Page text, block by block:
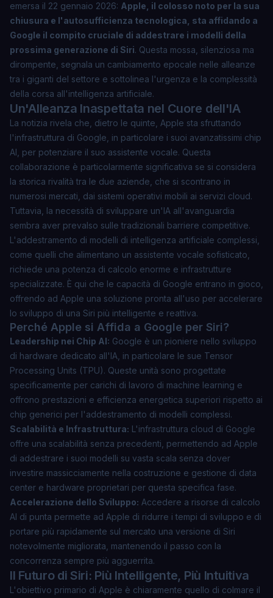
emersa il 22 gennaio 2026: Apple, il colosso noto per la sua
chiusura e l'autosufficienza tecnologica, sta affidando a
Google il compito cruciale di addestrare i modelli della
prossima generazione di Siri. Questa mossa, silenziosa ma
dirompente, segnala un cambiamento epocale nelle alleanze
tra i giganti del settore e sottolinea l'urgenza e la complessità
della corsa all'intelligenza artificiale.
Un'Alleanza Inaspettata nel Cuore dell'IA
La notizia rivela che, dietro le quinte, Apple sta sfruttando
l'infrastruttura di Google, in particolare i suoi avanzatissimi chip
AI, per potenziare il suo assistente vocale. Questa
collaborazione è particolarmente significativa se si considera
la storica rivalità tra le due aziende, che si scontrano in
numerosi mercati, dai sistemi operativi mobili ai servizi cloud.
Tuttavia, la necessità di sviluppare un'IA all'avanguardia
sembra aver prevalso sulle tradizionali barriere competitive.
L'addestramento di modelli di intelligenza artificiale complessi,
come quelli che alimentano un assistente vocale sofisticato,
richiede una potenza di calcolo enorme e infrastrutture
specializzate. È qui che le capacità di Google entrano in gioco,
offrendo ad Apple una soluzione pronta all'uso per accelerare
lo sviluppo di una Siri più intelligente e reattiva.
Perché Apple si Affida a Google per Siri?
Leadership nei Chip AI: Google è un pioniere nello sviluppo
di hardware dedicato all'IA, in particolare le sue Tensor
Processing Units (TPU). Queste unità sono progettate
specificamente per carichi di lavoro di machine learning e
offrono prestazioni e efficienza energetica superiori rispetto ai
chip generici per l'addestramento di modelli complessi.
Scalabilità e Infrastruttura: L'infrastruttura cloud di Google
offre una scalabilità senza precedenti, permettendo ad Apple
di addestrare i suoi modelli su vasta scala senza dover
investire massicciamente nella costruzione e gestione di data
center e hardware proprietari per questa specifica fase.
Accelerazione dello Sviluppo: Accedere a risorse di calcolo
AI di punta permette ad Apple di ridurre i tempi di sviluppo e di
portare più rapidamente sul mercato una versione di Siri
notevolmente migliorata, mantenendo il passo con la
concorrenza sempre più agguerrita.
Il Futuro di Siri: Più Intelligente, Più Intuitiva
L'obiettivo primario di Apple è chiaramente quello di colmare il